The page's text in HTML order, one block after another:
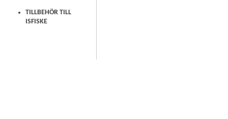
TILLBEHÖR TILL
ISFISKE